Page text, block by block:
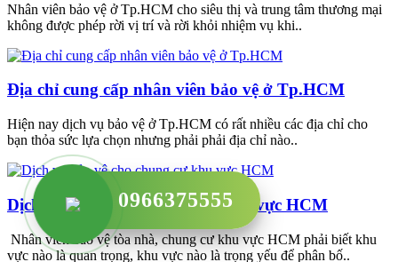
Nhân viên bảo vệ ở Tp.HCM cho siêu thị và trung tâm thương mại
không được phép rời vị trí và rời khỏi nhiệm vụ khi..
Địa chỉ cung cấp nhân viên bảo vệ ở Tp.HCM
Hiện nay dịch vụ bảo vệ ở Tp.HCM có rất nhiều các địa chỉ cho
bạn thỏa sức lựa chọn nhưng phải phải địa chỉ nào..
Dịch vụ bảo vệ cho chung cư khu vực HCM
Nhân viên bảo vệ tòa nhà, chung cư khu vực HCM phải biết khu
vực nào là quan trọng, khu vực nào là trọng yếu để phân bố..
0966375555